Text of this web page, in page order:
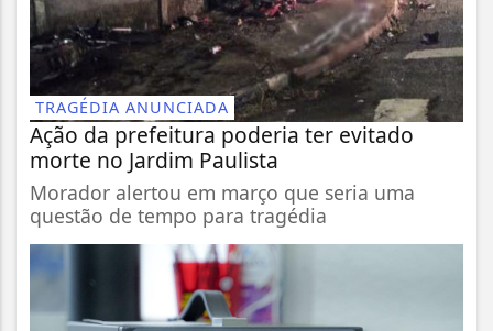
TRAGÉDIA ANUNCIADA
Ação da prefeitura poderia ter evitado
morte no Jardim Paulista
Morador alertou em março que seria uma
questão de tempo para tragédia